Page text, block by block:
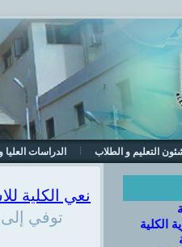
التعليم و الطلاب الدراسات
الكلية
نعي الكلية
توفي إلى